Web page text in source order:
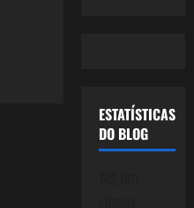
ESTATÍSTICAS
DO BLOG